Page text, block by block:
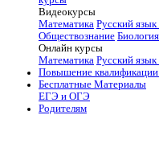
Видеокурсы
Математика Русский
Обществознание Биология
Онлайн курсы
Математика Русский
Повышение квалификации
Бесплатные Материалы
ЕГЭ и ОГЭ
Родителям